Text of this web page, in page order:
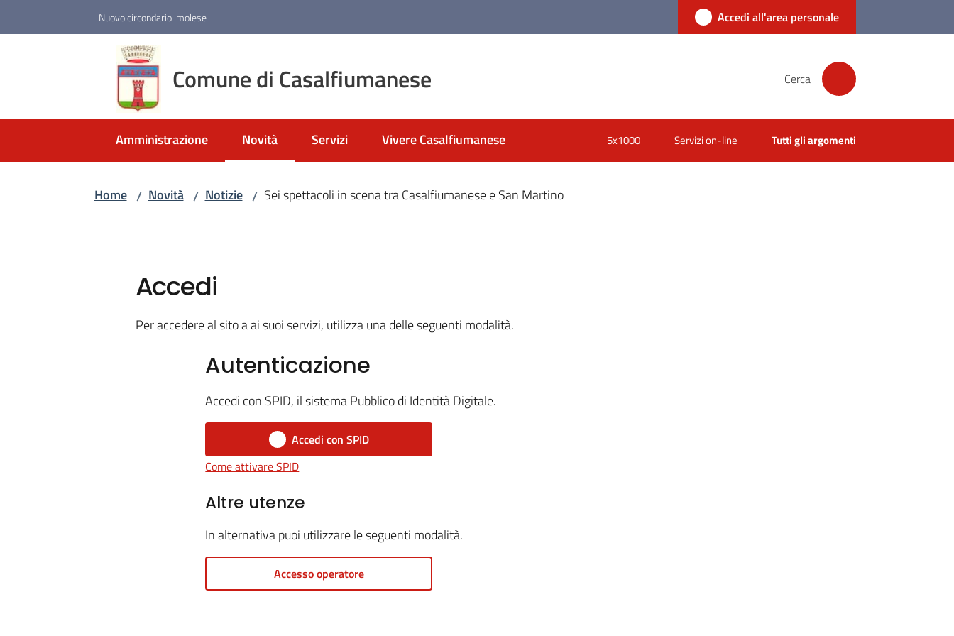
Nuovo circondario imolese Accedi all'area personale
Comune di Casalfiumanese Cerca
Amministrazione Novità
Menu selezionato
Servizi Vivere Casalfiumanese 5x1000 Servizi on-line Tutti gli argomenti
Home / Novità / Notizie / Sei spettacoli in scena tra Casalfiumanese e San Martino
Accedi
Per accedere al sito a ai suoi servizi, utilizza una delle seguenti modalità.
Autenticazione
Accedi con SPID, il sistema Pubblico di Identità Digitale.
Accedi con SPID
Come attivare SPID
Altre utenze
In alternativa puoi utilizzare le seguenti modalità.
Accesso operatore